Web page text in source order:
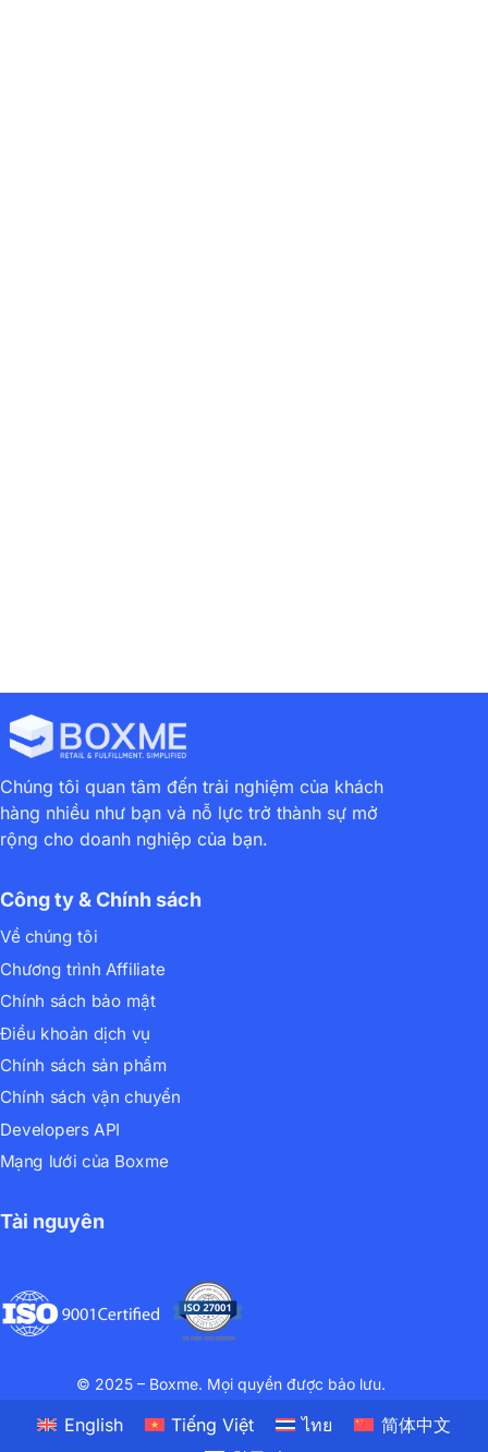
Chúng tôi quan tâm đến trải nghiệm của khách
hàng nhiều như bạn và nỗ lực trở thành sự mở
rộng cho doanh nghiệp của bạn.
Công ty & Chính sách
Về chúng tôi
Chương trình Affiliate
Chính sách bảo mật
Điều khoản dịch vụ
Chính sách sản phẩm
Chính sách vận chuyển
Developers API
Mạng lưới của Boxme
Tài nguyên
© 2025 – Boxme. Mọi quyền được bảo lưu.
English Tiếng Việt ไทย
简体中文